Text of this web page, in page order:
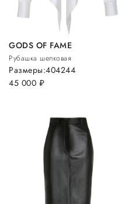
GODS OF FAME
Рубашка шелковая
45 000 руб.
Размеры:404244